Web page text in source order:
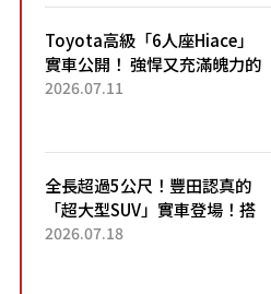
車？...
Toyota高級「6人座Hiace」
實車公開！ 強悍又充滿魄力的
「全黑設計」搭配特別「豪華
2026.07.11
全長超過5公尺！豐田認真的
「超大型SUV」實車登場！搭
載後輪也會轉向的「四輪轉
2026.07.18